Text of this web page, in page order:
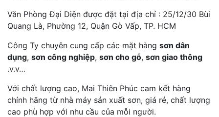
Văn Phòng Đại Diện được đặt tại địa chỉ : 25/12/30 Bùi
Quang Là, Phường 12, Quận Gò Vấp, TP. HCM
Công Ty chuyên cung cấp các mặt hàng sơn dân
dụng, sơn công nghiệp, sơn cho gỗ, sơn giao thông
.v.v…
Với chất lượng cao, Mai Thiên Phúc cam kết hàng
chính hãng từ nhà máy sản xuất sơn, giá rẻ, chất lượng
cao phù hợp với nhu cầu của mỗi người.